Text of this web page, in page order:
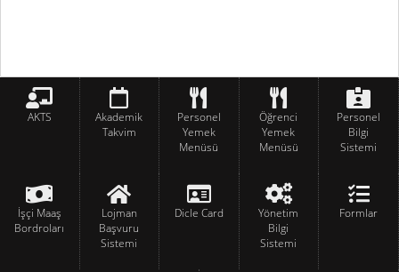
AKTS
Akademik
Takvim
Personel
Yemek
Menüsü
Öğrenci
Yemek
Menüsü
Personel
Bilgi
Sistemi
İşçi Maaş
Bordroları
Lojman
Başvuru
Sistemi
Dicle Card
Yönetim
Bilgi
Sistemi
Formlar